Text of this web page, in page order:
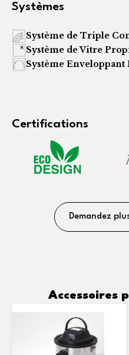
Systèmes
Système de Triple
Système de Vitre
Système Enveloppant
Certifications
Demandez
Accessoires